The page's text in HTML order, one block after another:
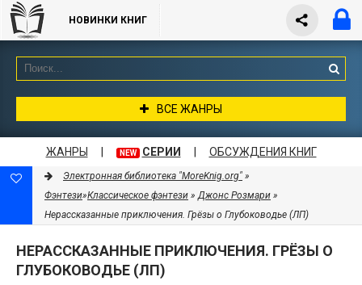
НОВИНКИ КНИГ
ВСЕ ЖАНРЫ
ЖАНРЫ NEW СЕРИИ ОБСУЖДЕНИЯ КНИГ
Электронная библиотека "MoreKnig.org" »
Фэнтези»Классическое фэнтези »Джонс Розмари »
Нерассказанные приключения. Грёзы о Глубоководье (ЛП)
НЕРАССКАЗАННЫЕ ПРИКЛЮЧЕНИЯ. ГРЁЗЫ О
ГЛУБОКОВОДЬЕ (ЛП)